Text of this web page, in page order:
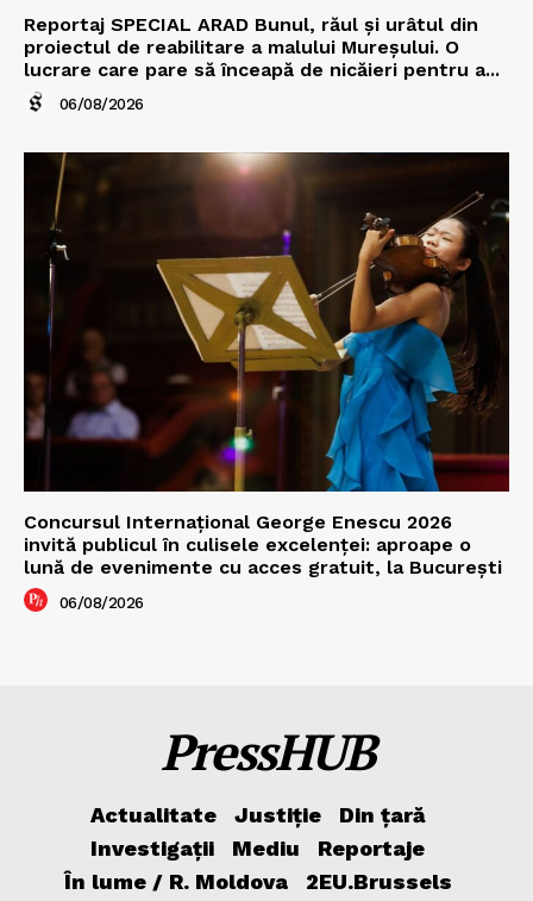
Reportaj SPECIAL ARAD Bunul, răul și urâtul din
proiectul de reabilitare a malului Mureșului. O
lucrare care pare să înceapă de nicăieri pentru a...
06/08/2026
Concursul Internațional George Enescu 2026
invită publicul în culisele excelenței: aproape o
lună de evenimente cu acces gratuit, la București
06/08/2026
PressHUB
Actualitate Justiție
Din țară
Investigații
Mediu
Reportaje
În lume / R. Moldova
2EU.Brussels